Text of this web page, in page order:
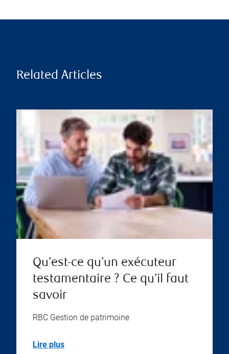
Related Articles
Qu’est-ce qu’un exécuteur
testamentaire ? Ce qu’il faut
savoir
RBC Gestion de patrimoine
Lire plus